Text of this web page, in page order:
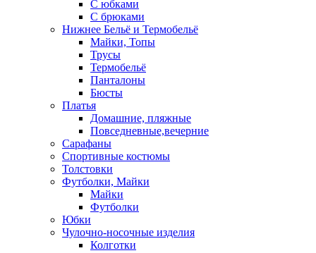
С юбками
С брюками
Нижнее Бельё и Термобельё
Майки, Топы
Трусы
Термобельё
Панталоны
Бюсты
Платья
Домашние, пляжные
Повседневные,вечерние
Сарафаны
Спортивные костюмы
Толстовки
Футболки, Майки
Майки
Футболки
Юбки
Чулочно-носочные изделия
Колготки